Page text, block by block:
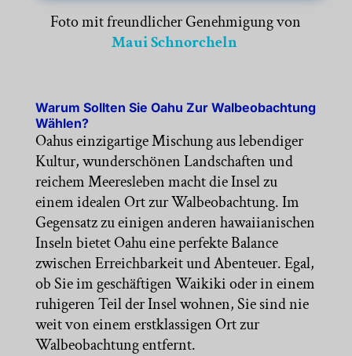
Foto mit freundlicher Genehmigung von
Maui Schnorcheln
Warum Sollten Sie Oahu Zur Walbeobachtung
Wählen?
Oahus einzigartige Mischung aus lebendiger
Kultur, wunderschönen Landschaften und
reichem Meeresleben macht die Insel zu
einem idealen Ort zur Walbeobachtung. Im
Gegensatz zu einigen anderen hawaiianischen
Inseln bietet Oahu eine perfekte Balance
zwischen Erreichbarkeit und Abenteuer. Egal,
ob Sie im geschäftigen Waikiki oder in einem
ruhigeren Teil der Insel wohnen, Sie sind nie
weit von einem erstklassigen Ort zur
Walbeobachtung entfernt.